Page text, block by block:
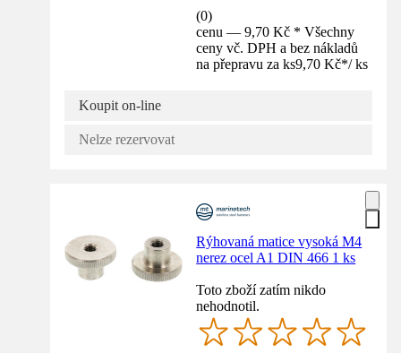
(0)
cenu — 9,70 Kč * Všechny
ceny vč. DPH a bez nákladů
na přepravu za ks9,70 Kč*/ ks
Koupit on-line
Nelze rezervovat
Rýhovaná matice vysoká M4
nerez ocel A1 DIN 466 1 ks
Toto zboží zatím nikdo
nehodnotil.